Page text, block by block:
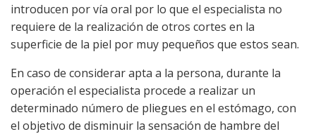
introducen por vía oral por lo que el especialista no
requiere de la realización de otros cortes en la
superficie de la piel por muy pequeños que estos sean.
En caso de considerar apta a la persona, durante la
operación el especialista procede a realizar un
determinado número de pliegues en el estómago, con
el objetivo de disminuir la sensación de hambre del